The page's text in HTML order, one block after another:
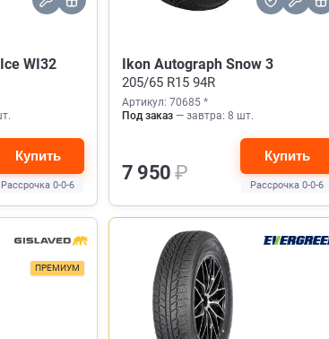
WI32
Купить
Рассрочка 0-0-6
Ikon Autograph Snow 3
205/65 R15 94R
Артикул: 70685 *
Под заказ — завтра: 8 шт.
7 950₽
Купить
Рассрочка 0-0-6
ПРЕМИУМ